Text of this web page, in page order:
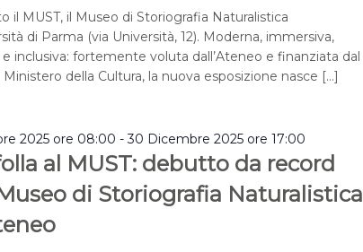
il MUST, il Museo di Storiografia Naturalistica
di Parma (via Università, 12). Moderna, immersiva,
e inclusiva: fortemente voluta dall’Ateneo e finanziata dal
della Cultura, la nuova esposizione nasce […]
al MUST: debutto da record
di Storiografia Naturalistica
2025 ore 08:00 -30 Dicembre 2025 ore 17:00